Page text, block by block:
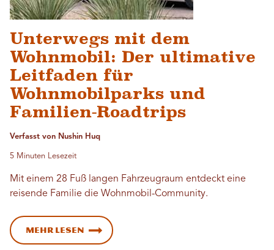
Unterwegs mit dem
Wohnmobil: Der ultimative
Leitfaden für
Wohnmobilparks und
Familien-Roadtrips
Verfasst von Nushin Huq
5 Minuten Lesezeit
Mit einem 28 Fuß langen Fahrzeugraum entdeckt eine
reisende Familie die Wohnmobil-Community.
Mehr lesen